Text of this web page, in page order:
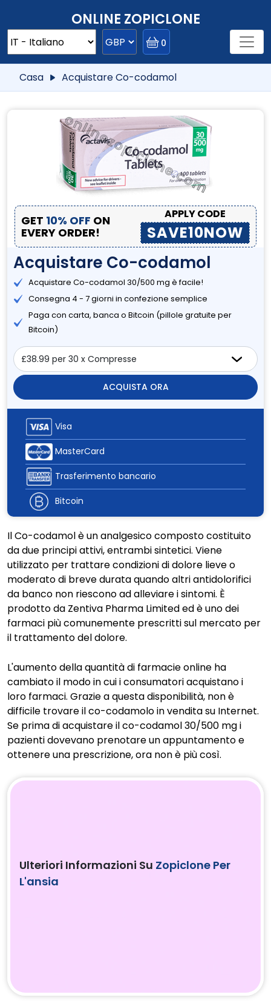
ONLINE ZOPICLONE
0
Casa Acquistare Co-codamol
GET 10% OFF ON
EVERY ORDER!
APPLY CODE
SAVE10NOW
Acquistare Co-codamol
Acquistare Co-codamol 30/500 mg è facile!
Consegna 4 - 7 giorni in confezione semplice
Paga con carta, banca o Bitcoin (pillole gratuite per
Bitcoin)
ACQUISTA ORA
Visa
MasterCard
Trasferimento bancario
Bitcoin
Il Co-codamol è un analgesico composto costituito
da due principi attivi, entrambi sintetici. Viene
utilizzato per trattare condizioni di dolore lieve o
moderato di breve durata quando altri antidolorifici
da banco non riescono ad alleviare i sintomi. È
prodotto da Zentiva Pharma Limited ed è uno dei
farmaci più comunemente prescritti sul mercato per
il trattamento del dolore.
L'aumento della quantità di farmacie online ha
cambiato il modo in cui i consumatori acquistano i
loro farmaci. Grazie a questa disponibilità, non è
difficile trovare il co-codamolo in vendita su Internet.
Se prima di acquistare il co-codamol 30/500 mg i
pazienti dovevano prenotare un appuntamento e
ottenere una prescrizione, ora non è più così.
Ulteriori Informazioni Su Zopiclone Per
L'ansia